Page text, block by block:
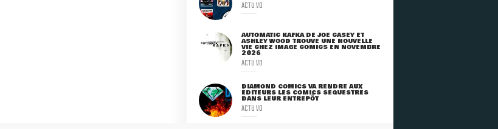
ACTU VO
AUTOMATIC KAFKA DE JOE CASEY ET
ASHLEY WOOD TROUVE UNE NOUVELLE
VIE CHEZ IMAGE COMICS EN NOVEMBRE
2026
ACTU VO
DIAMOND COMICS VA RENDRE AUX
ÉDITEURS LES COMICS SÉQUESTRÉS
DANS LEUR ENTREPÔT
ACTU VO